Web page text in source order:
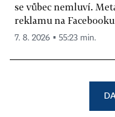
se vůbec nemluví.
reklamu na
7. 8. 2026 ▪ 55:23 min.